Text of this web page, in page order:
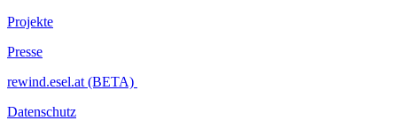
Projekte
Presse
rewind.esel.at (BETA)
Datenschutz